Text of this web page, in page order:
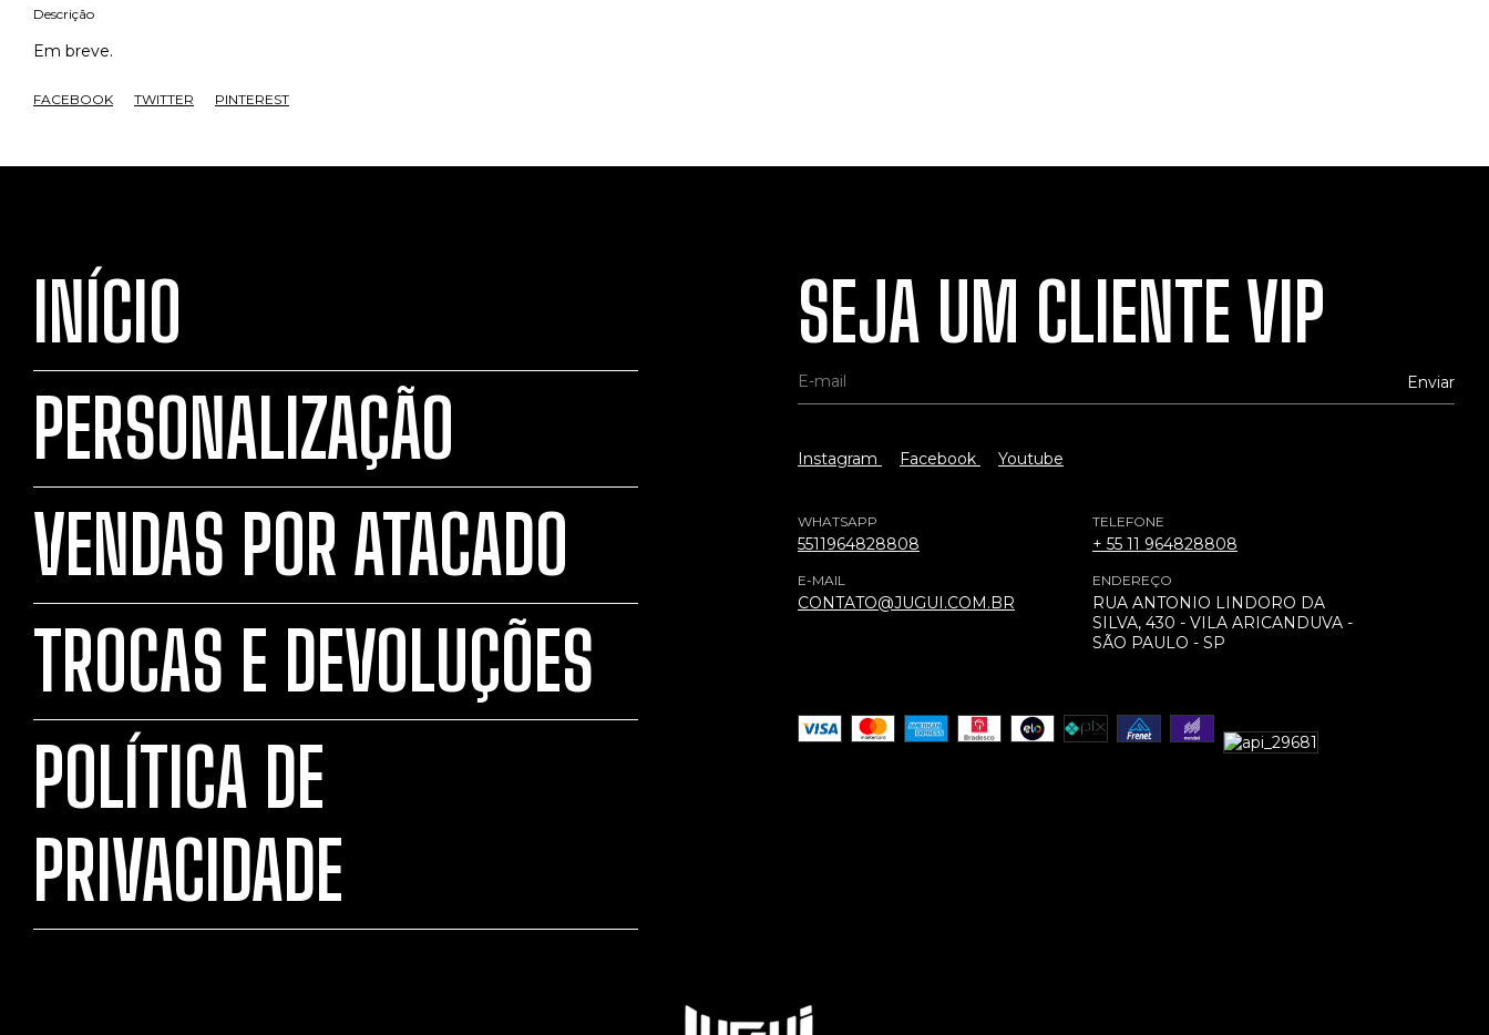
Descrição
Em breve.
FACEBOOK TWITTER PINTEREST
INÍCIO
PERSONALIZAÇÃO
VENDAS POR ATACADO
TROCAS E DEVOLUÇÕES
POLÍTICA DE
PRIVACIDADE
SEJA UM CLIENTE VIP
Instagram Facebook Youtube
WHATSAPP
5511964828808
TELEFONE
+ 55 11 964828808
E-MAIL
CONTATO@JUGUI.COM.BR
ENDEREÇO
RUA ANTONIO LINDORO DA
SILVA, 430 - VILA ARICANDUVA -
SÃO PAULO - SP